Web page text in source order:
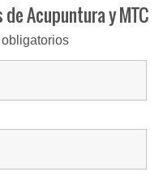
Acupuntura y MTC